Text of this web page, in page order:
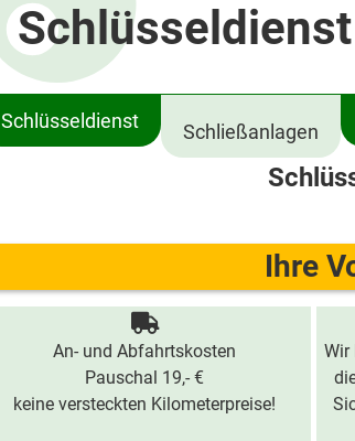
Schlüsseldienst
Schlüsseldienst Schließanlagen
Ihre
An- und Abfahrtskosten
Pauschal 19,- €
keine versteckten Kilometerpreise!
Wir